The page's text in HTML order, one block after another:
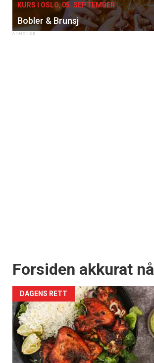
KURS I OSLO, 05. SEPTEMBER
Bobler & Brunsj
Forsiden akkurat nå
DAGENS RETT